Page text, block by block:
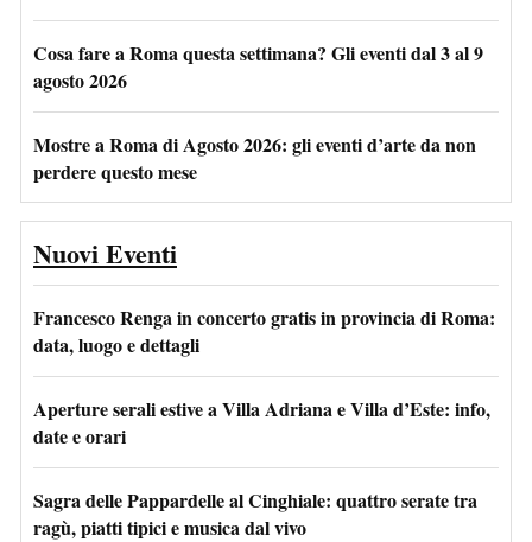
Cosa fare a Roma questa settimana? Gli eventi dal 3 al 9
agosto 2026
Mostre a Roma di Agosto 2026: gli eventi d’arte da non
perdere questo mese
Nuovi Eventi
Francesco Renga in concerto gratis in provincia di Roma:
data, luogo e dettagli
Aperture serali estive a Villa Adriana e Villa d’Este: info,
date e orari
Sagra delle Pappardelle al Cinghiale: quattro serate tra
ragù, piatti tipici e musica dal vivo